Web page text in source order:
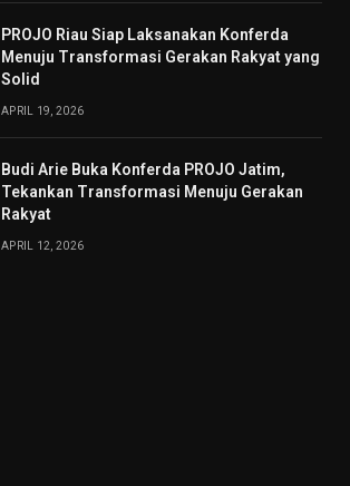
PROJO Riau Siap Laksanakan Konferda
Menuju Transformasi Gerakan Rakyat yang
Solid
APRIL 19, 2026
Budi Arie Buka Konferda PROJO Jatim,
Tekankan Transformasi Menuju Gerakan
Rakyat
APRIL 12, 2026